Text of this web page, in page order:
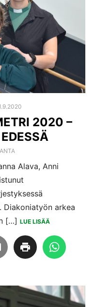
2020 –
Alava, Anni
arkea
[…] LUE LISÄÄ